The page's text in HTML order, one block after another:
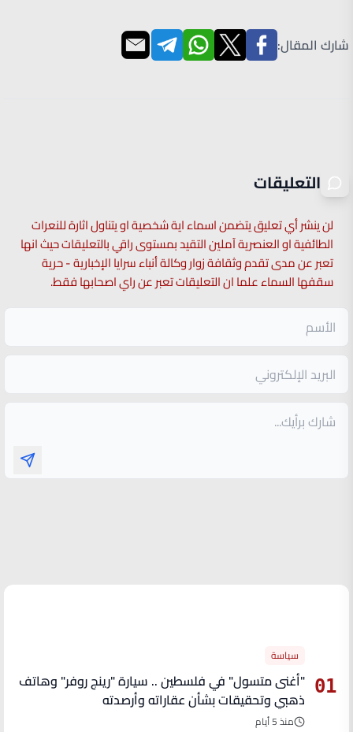
شارك المقال:
التعليقات
لن ينشر أي تعليق يتضمن اسماء اية شخصية او يتناول اثارة للنعرات
الطائفية او العنصرية آملين التقيد بمستوى راقي بالتعليقات حيث انها
تعبر عن مدى تقدم وثقافة زوار وكالة أنباء سرايا الإخبارية - حرية
سقفها السماء علما ان التعليقات تعبر عن راي اصحابها فقط.
01
سياسة
"أغنى متسول" في فلسطين .. سيارة "رينج روفر" وهاتف
ذهبي وتحقيقات بشأن عقاراته وأرصدته
منذ 5 أيام